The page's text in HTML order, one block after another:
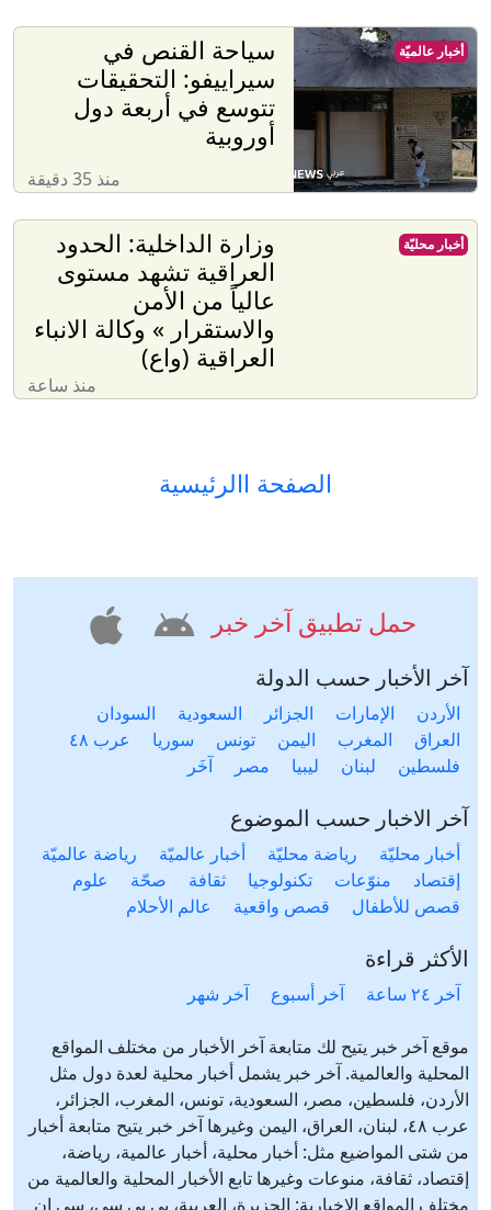
سياحة القنص في
سيراييفو: التحقيقات
تتوسع في أربعة دول
أوروبية
منذ 35 دقيقة
أخبار عالميّة
وزارة الداخلية: الحدود
العراقية تشهد مستوى
عالياً من الأمن
والاستقرار » وكالة الانباء
العراقية (واع)
منذ ساعة
أخبار محليّة
الصفحة االرئيسية
حمل تطبيق آخر خبر
آخر الأخبار حسب الدولة
الأردن الإمارات الجزائر السعودية
السودان
العراق
المغرب اليمن تونس سوريا
عرب ٤٨
فلسطين
لبنان ليبيا مصر آخَر
آخر الاخبار حسب الموضوع
أخبار محليّة رياضة محليّة أخبار عالميّة
رياضة عالميّة
إقتصاد
منوّعات تكنولوجيا ثقافة صحّة
علوم
قصص للأطفال
قصص واقعية عالم الأحلام
الأكثر قراءة
آخر ٢٤ ساعة آخر أسبوع آخر شهر
موقع آخر خبر يتيح لك متابعة آخر الأخبار من مختلف المواقع
المحلية والعالمية. آخر خبر يشمل أخبار محلية لعدة دول مثل
الأردن، فلسطين، مصر، السعودية، تونس، المغرب، الجزائر،
عرب ٤٨، لبنان، العراق، اليمن وغيرها آخر خبر يتيح متابعة أخبار
من شتى المواضيع مثل: أخبار محلية، أخبار عالمية، رياضة،
إقتصاد، ثقافة، منوعات وغيرها تابع الأخبار المحلية والعالمية من
مختلف المواقع الإخبارية: الجزيرة، العربية، بي بي سي، سي ان